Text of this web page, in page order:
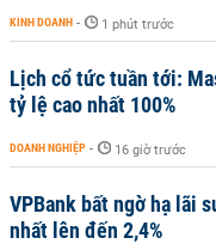
KINH DOANH - 1 phút trước
Lịch cổ tức tuần tới:
tỷ lệ cao nhất 100%
DOANH NGHIỆP - 16 giờ trước
VPBank bất ngờ hạ lãi
nhất lên đến 2,4%